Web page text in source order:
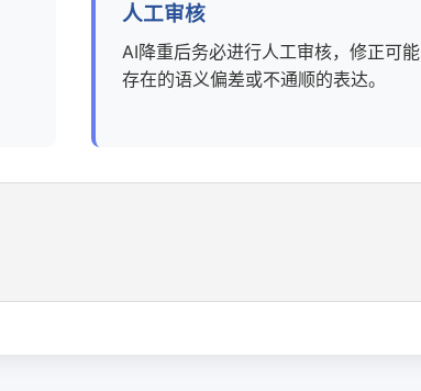
人工审核
AI降重后务必进行人工审核，修正可能
存在的语义偏差或不通顺的表达。